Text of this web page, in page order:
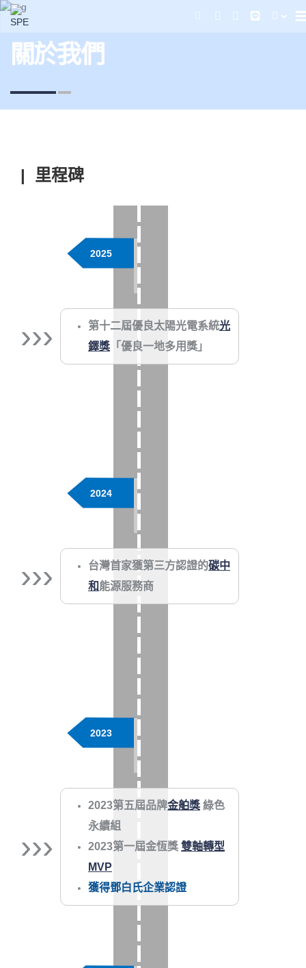
關於我們
| 里程碑
2025
››› 第十二屆優良太陽光電系統光
鐸獎 「優良一地多用獎」
2024
››› 台灣首家獲第三方認證的碳中
和能源服務商
2023
›››
2023第五屆品牌金舶獎 綠色
永續組
2023第一屆金恆獎 雙軸轉型
MVP
獲得鄧白氏企業認證